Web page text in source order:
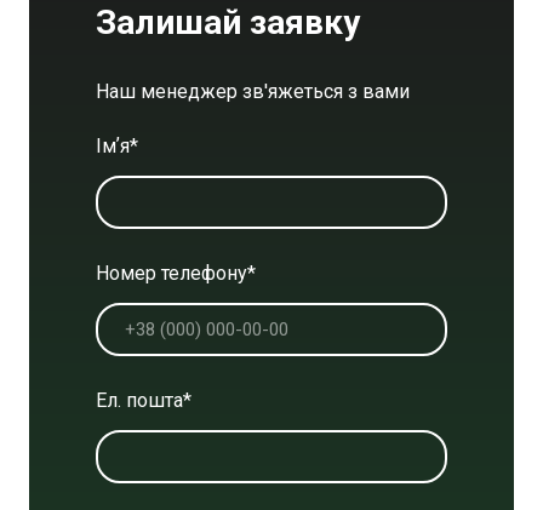
Залишай заявку
Наш менеджер зв'яжеться з вами
Імʼя*
Номер телефону*
Ел. пошта*